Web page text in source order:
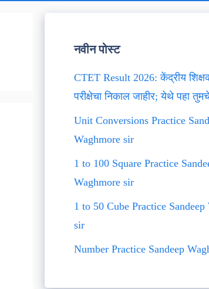
नवीन पोस्ट
CTET Result 2026: केंद्रीय
परीक्षेचा निकाल जाहीर; येथे पहा
Unit Conversions Practice
Waghmore sir
1 to 100 Square Practice
Waghmore sir
1 to 50 Cube Practice Sandeep
sir
Number Practice Sandeep